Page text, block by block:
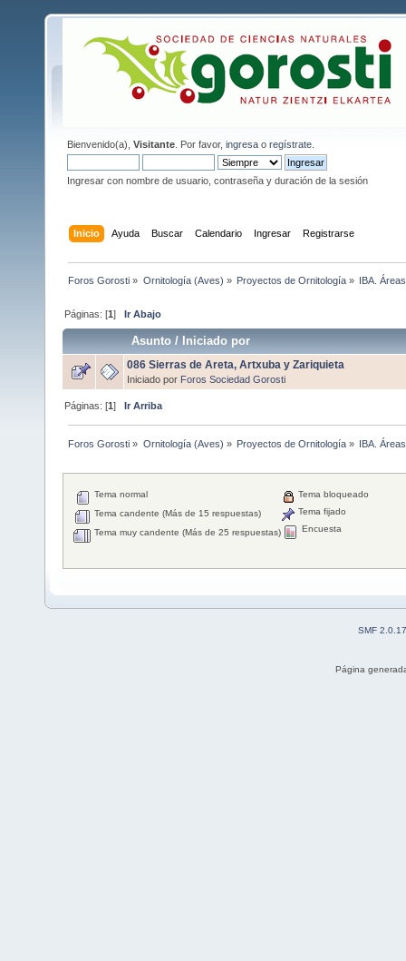
Bienvenido(a), Visitante . Por favor, ingresa o regístrate
Ingresar con nombre de usuario, contraseña y duración de la sesión
Inicio Ayuda Buscar Calendario Ingresar Registrarse
Foros Gorosti » Ornitología (Aves) » Proyectos de Ornitología» IBA.
Páginas: [1]Ir Abajo
Asunto /Iniciado por
086 Sierras de Areta, Artxuba y Zariquieta
Iniciado por Foros Sociedad Gorosti
Páginas: [1]Ir Arriba
Foros Gorosti » Ornitología (Aves) » Proyectos de Ornitología» IBA.
Tema normal
Tema candente (Más de 15 respuestas)
Tema muy candente (Más de 25 respuestas)
Tema bloqueado
Tema fijado
Encuesta
SMF 2.0.17
Página